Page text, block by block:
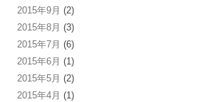
2015年9月 (2)
2015年8月 (3)
2015年7月 (6)
2015年6月 (1)
2015年5月 (2)
2015年4月 (1)